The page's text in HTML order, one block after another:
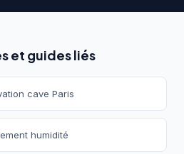
et guides liés
cave Paris
humidité